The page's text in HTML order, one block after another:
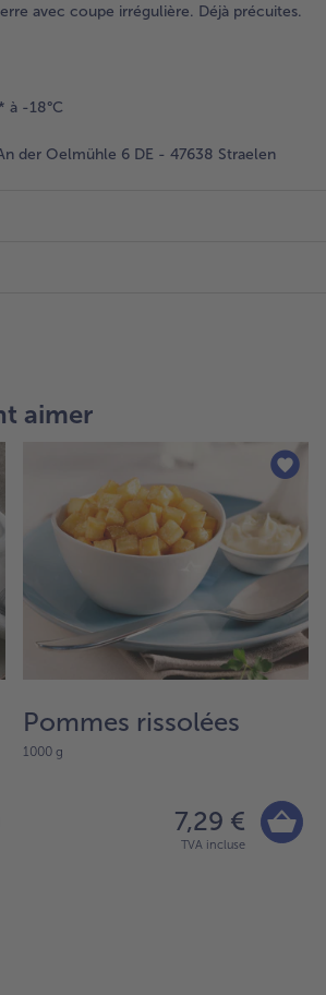
avec coupe irrégulière. Déjà précuites.
à -18°C
der Oelmühle 6 DE - 47638 Straelen
aimer
Pommes rissolées
1000 g
7,29 €
TVA incluse